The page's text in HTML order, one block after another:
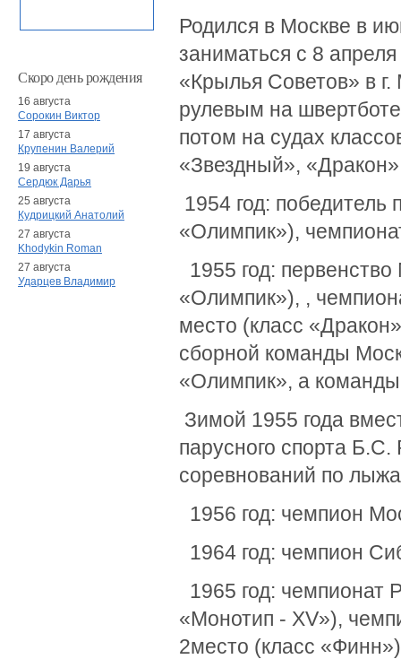
Родился в Москве в
заниматься с 8
«Крылья Советов» в
рулевым на
потом на судах
«Звездный»,
1954 год:
«Олимпик»),
1955 год:
«Олимпик»), ,
место (класс
сборной команды
«Олимпик», а
Зимой 1955 года
парусного спорта
соревнований по
1956 год: чемпион
1964 год: чемпион
1965 год: чемпионат
«Монотип - ХV»),
2место (класс
Скоро день рождения
16 августа
Сорокин Виктор
17 августа
Крупенин Валерий
19 августа
Сердюк Дарья
25 августа
Кудрицкий Анатолий
27 августа
Khodykin Roman
27 августа
Ударцев Владимир